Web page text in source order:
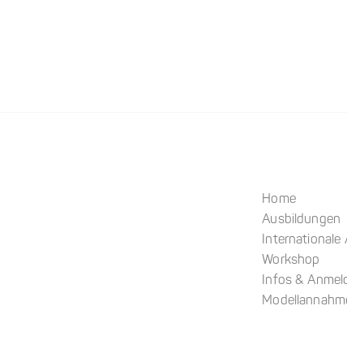
Home
Ausbildungen
Internationale
Workshop
Infos &